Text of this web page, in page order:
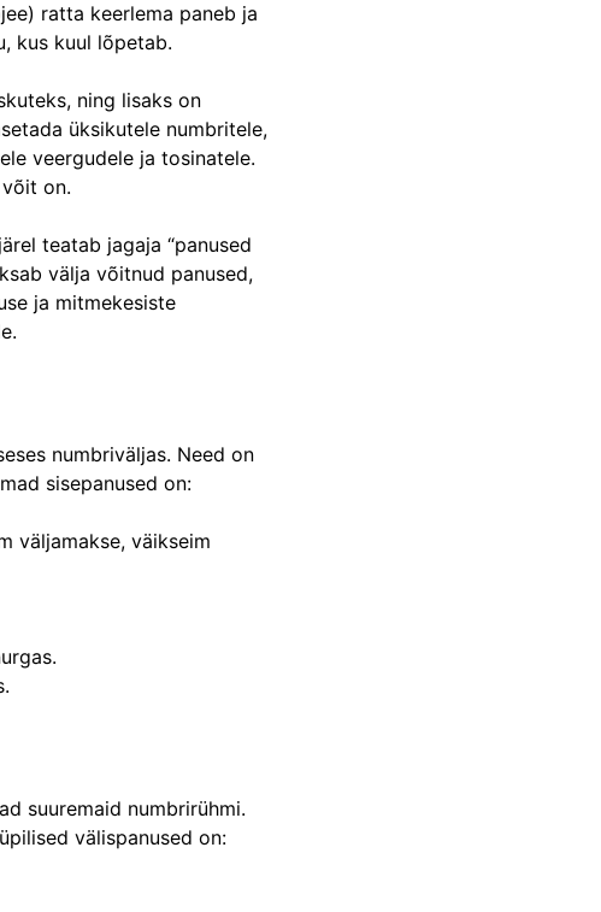
ratta keerlema paneb ja
kus kuul lõpetab.
ning lisaks on
üksikutele numbritele,
veergudele ja tosinatele.
on.
teatab jagaja “panused
välja võitnud panused,
ja mitmekesiste
numbriväljas. Need on
sisepanused on:
väljamakse, väikseim
suuremaid numbrirühmi.
välispanused on: